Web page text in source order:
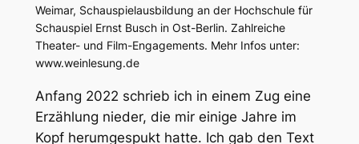
Weimar, Schauspielausbildung an der Hochschule für
Schauspiel Ernst Busch in Ost-Berlin. Zahlreiche
Theater- und Film-Engagements. Mehr Infos unter:
www.weinlesung.de
Anfang 2022 schrieb ich in einem Zug eine
Erzählung nieder, die mir einige Jahre im
Kopf herumgespukt hatte. Ich gab den Text